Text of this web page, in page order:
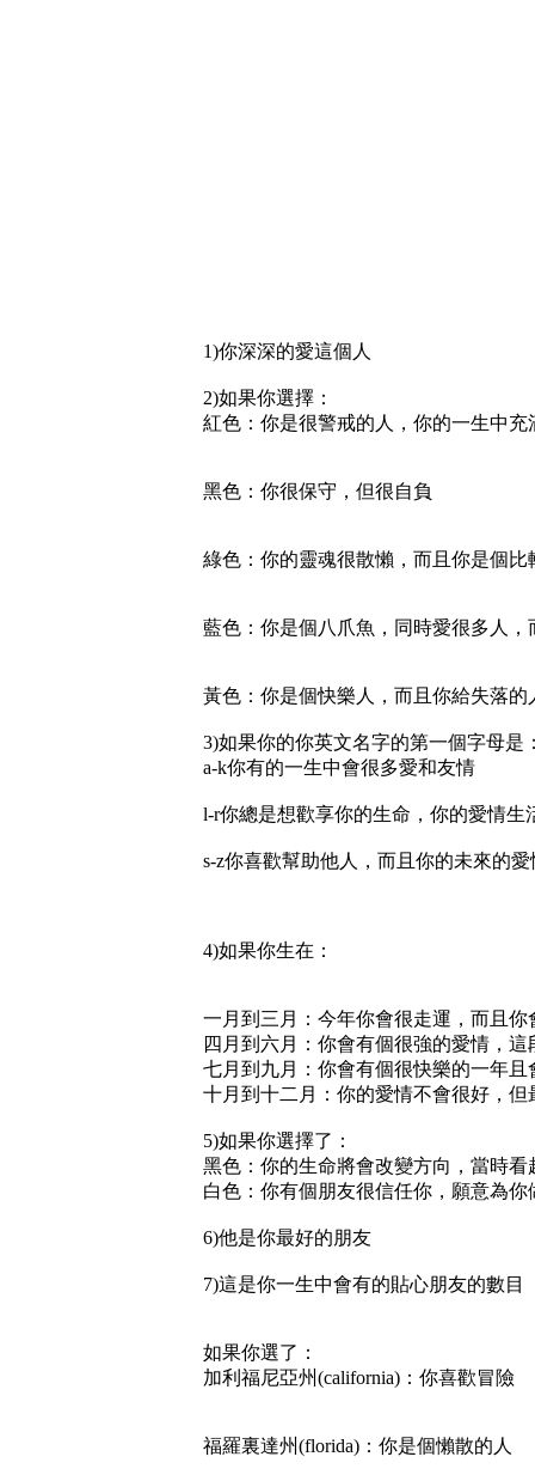
1)你深深的愛這個人
2)如果你選擇：
紅色：你是很警戒的人，你的一生中充
黑色：你很保守，但很自負
綠色：你的靈魂很散懶，而且你是個比
藍色：你是個八爪魚，同時愛很多人
黃色：你是個快樂人，而且你給失落的
3)如果你的你英文名字的第一個字母是
a-k你有的一生中會很多愛和友情
l-r你總是想歡享你的生命，你的愛情生
s-z你喜歡幫助他人，而且你的未來的
4)如果你生在：
一月到三月：今年你會很走運，而且
四月到六月：你會有個很強的愛情，
七月到九月：你會有個很快樂的一年
十月到十二月：你的愛情不會很好，
5)如果你選擇了：
黑色：你的生命將會改變方向，當時
白色：你有個朋友很信任你，願意為
6)他是你最好的朋友
7)這是你一生中會有的貼心朋友的數目
如果你選了：
加利福尼亞州(california)：你喜歡冒險
福羅裏達州(florida)：你是個懶散的人